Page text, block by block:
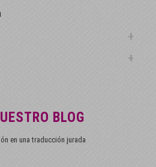
BLOG
en una traducción jurada